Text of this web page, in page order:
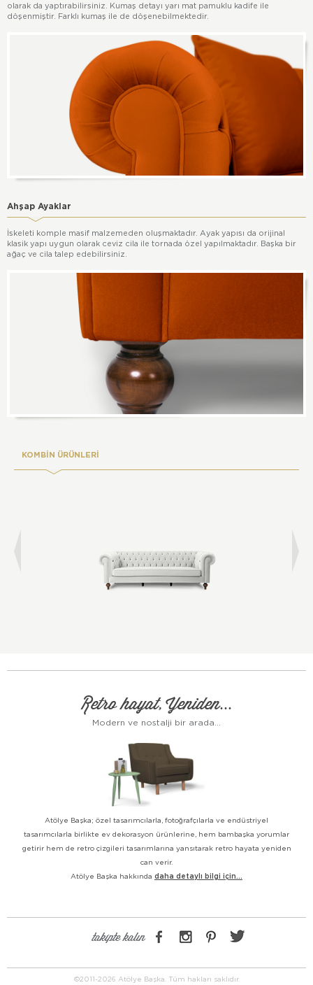
olarak da yaptırabilirsiniz. Kumaş detayı yarı mat pamuklu kadife ile
döşenmiştir. Farklı kumaş ile de döşenebilmektedir.
Ahşap Ayaklar
İskeleti komple masif malzemeden oluşmaktadır. Ayak yapısı da orijinal
klasik yapı uygun olarak ceviz cila ile tornada özel yapılmaktadır. Başka bir
ağaç ve cila talep edebilirsiniz.
KOMBİN ÜRÜNLERİ
Retro hayat, Yeniden...
Modern ve nostalji bir arada...
Atölye Başka; özel tasarımcılarla, fotoğrafçılarla ve endüstriyel
tasarımcılarla birlikte ev dekorasyon ürünlerine, hem bambaşka yorumlar
getirir hem de retro çizgileri tasarımlarına yansıtarak retro hayata yeniden
can verir.
Atölye Başka hakkında daha detaylı bilgi için...
takipte kalın
©2011-2026 Atölye Başka. Tüm hakları saklıdır.